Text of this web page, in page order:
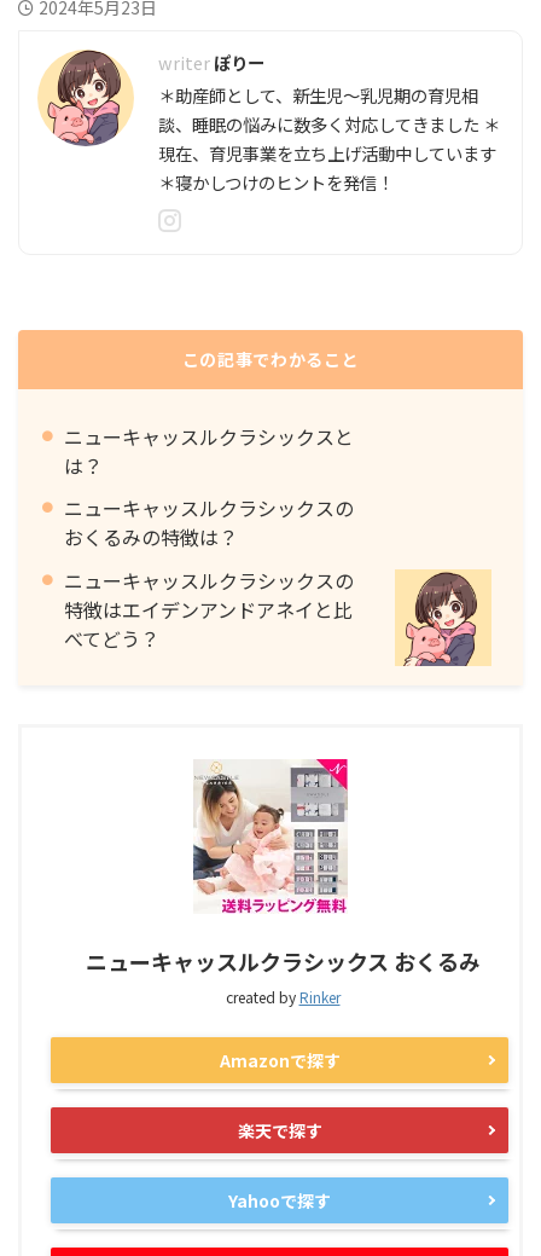
2024年5月23日
ぽりー
＊助産師として、新生児～乳児期の育児相
談、睡眠の悩みに数多く対応してきました ＊
現在、育児事業を立ち上げ活動中しています
＊寝かしつけのヒントを発信！
この記事でわかること
ニューキャッスルクラシックスと
は？
ニューキャッスルクラシックスの
おくるみの特徴は？
ニューキャッスルクラシックスの
特徴はエイデンアンドアネイと比
べてどう？
ニューキャッスルクラシックス おくるみ
created byRinker
Amazonで探す
楽天で探す
Yahooで探す